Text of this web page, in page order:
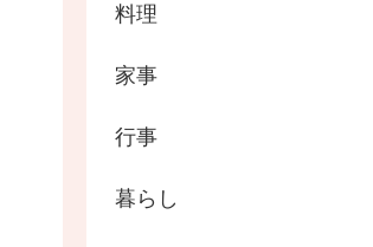
料理
家事
行事
暮らし